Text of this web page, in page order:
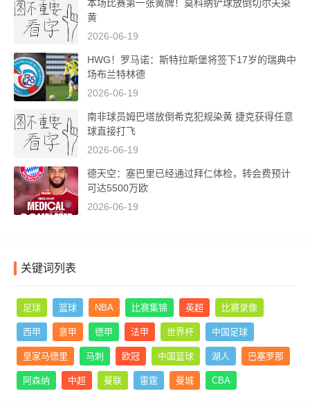
本场比赛第一张黄牌！莫科纳铲球放倒切尔夫染
黄
2026-06-19
HWG！罗马诺：斯特拉斯堡将签下17岁的瑞典中
场布兰特林德
2026-06-19
南非球员姆巴塔放倒希克犯规染黄 捷克获得任意
球直接打飞
2026-06-19
德天空：塞巴里已经通过拜仁体检，转会费预计
可达5500万欧
2026-06-19
关键词列表
足球 篮球 NBA 比赛集锦 英超 比赛录像
西甲 意甲 德甲 法甲 世界杯 中国足球
皇家马德里 马刺 欧冠 中国篮球 湖人 巴塞罗那
阿森纳 中超 曼联 雷霆 曼城 CBA